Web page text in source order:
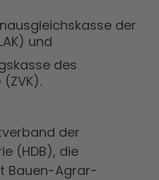
der
und
des
der
(HDB), die
Bauen-Agrar-